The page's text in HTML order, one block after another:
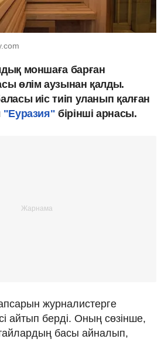
моншаға барған
өлім аузынан қалды.
иіс тиіп уланып қалған
"Еуразия" бірінші арнасы.
журналистерге
айтып берді. Оның сөзінше,
басы айналып,